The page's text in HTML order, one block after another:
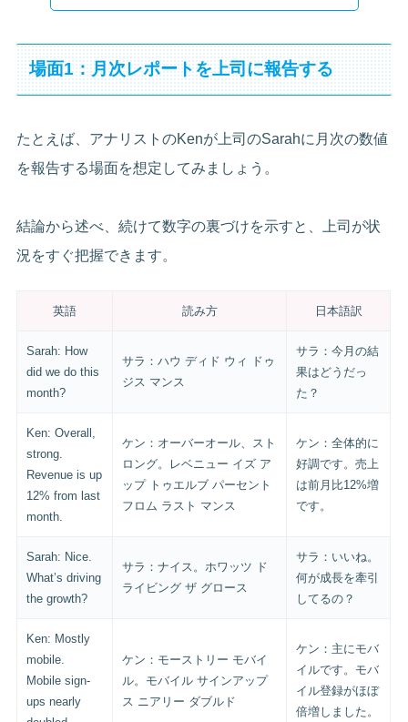
場面1：月次レポートを上司に報告する
たとえば、アナリストのKenが上司のSarahに月次の数値
を報告する場面を想定してみましょう。
結論から述べ、続けて数字の裏づけを示すと、上司が状
況をすぐ把握できます。
英語 読み方 日本語訳
Sarah: How
did we do this
month?
サラ：ハウ ディド ウィ ドゥ
ジス マンス
サラ：今月の結
果はどうだっ
た？
Ken: Overall,
strong.
Revenue is up
12% from last
month.
ケン：オーバーオール、スト
ロング。レベニュー イズ ア
ップ トゥエルブ パーセント
フロム ラスト マンス
ケン：全体的に
好調です。売上
は前月比12%増
です。
Sarah: Nice.
What’s driving
the growth?
サラ：ナイス。ホワッツ ド
ライビング ザ グロース
サラ：いいね。
何が成長を牽引
してるの？
Ken: Mostly
mobile.
Mobile sign-
ups nearly
ケン：モーストリー モバイ
ル。モバイル サインアップ
ス ニアリー ダブルド
ケン：主にモバ
イルです。モバ
イル登録がほぼ
倍増しました。